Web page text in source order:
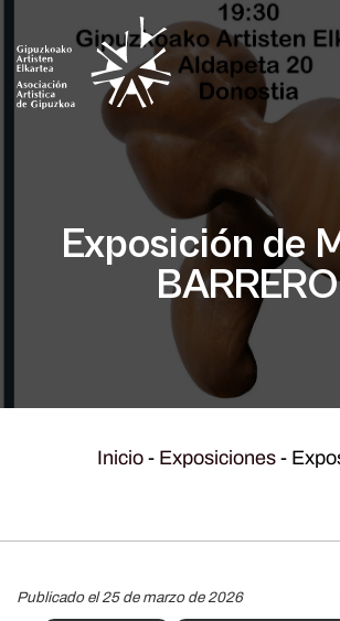
Exposición de
BARRERO
Inicio - Exposiciones -
Publicado el 25 de marzo de 2026